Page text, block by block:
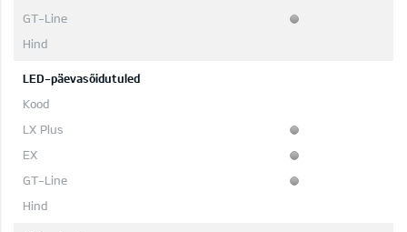
LED-päevasõidutuled